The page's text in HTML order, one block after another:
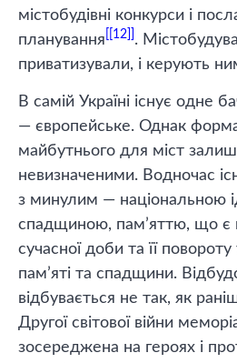
містобудівні конкурси і
планування
[12]
.
приватизували, і керують
В самій Україні існує одне
— європейське. Однак
майбутнього для міст
невизначеними. Водночас
з минулим — національною
спадщиною, пам’яттю, що є
сучасної доби та її
пам’яті та спадщини.
відбувається не так, як
Другої світової війни
зосереджена на героях і